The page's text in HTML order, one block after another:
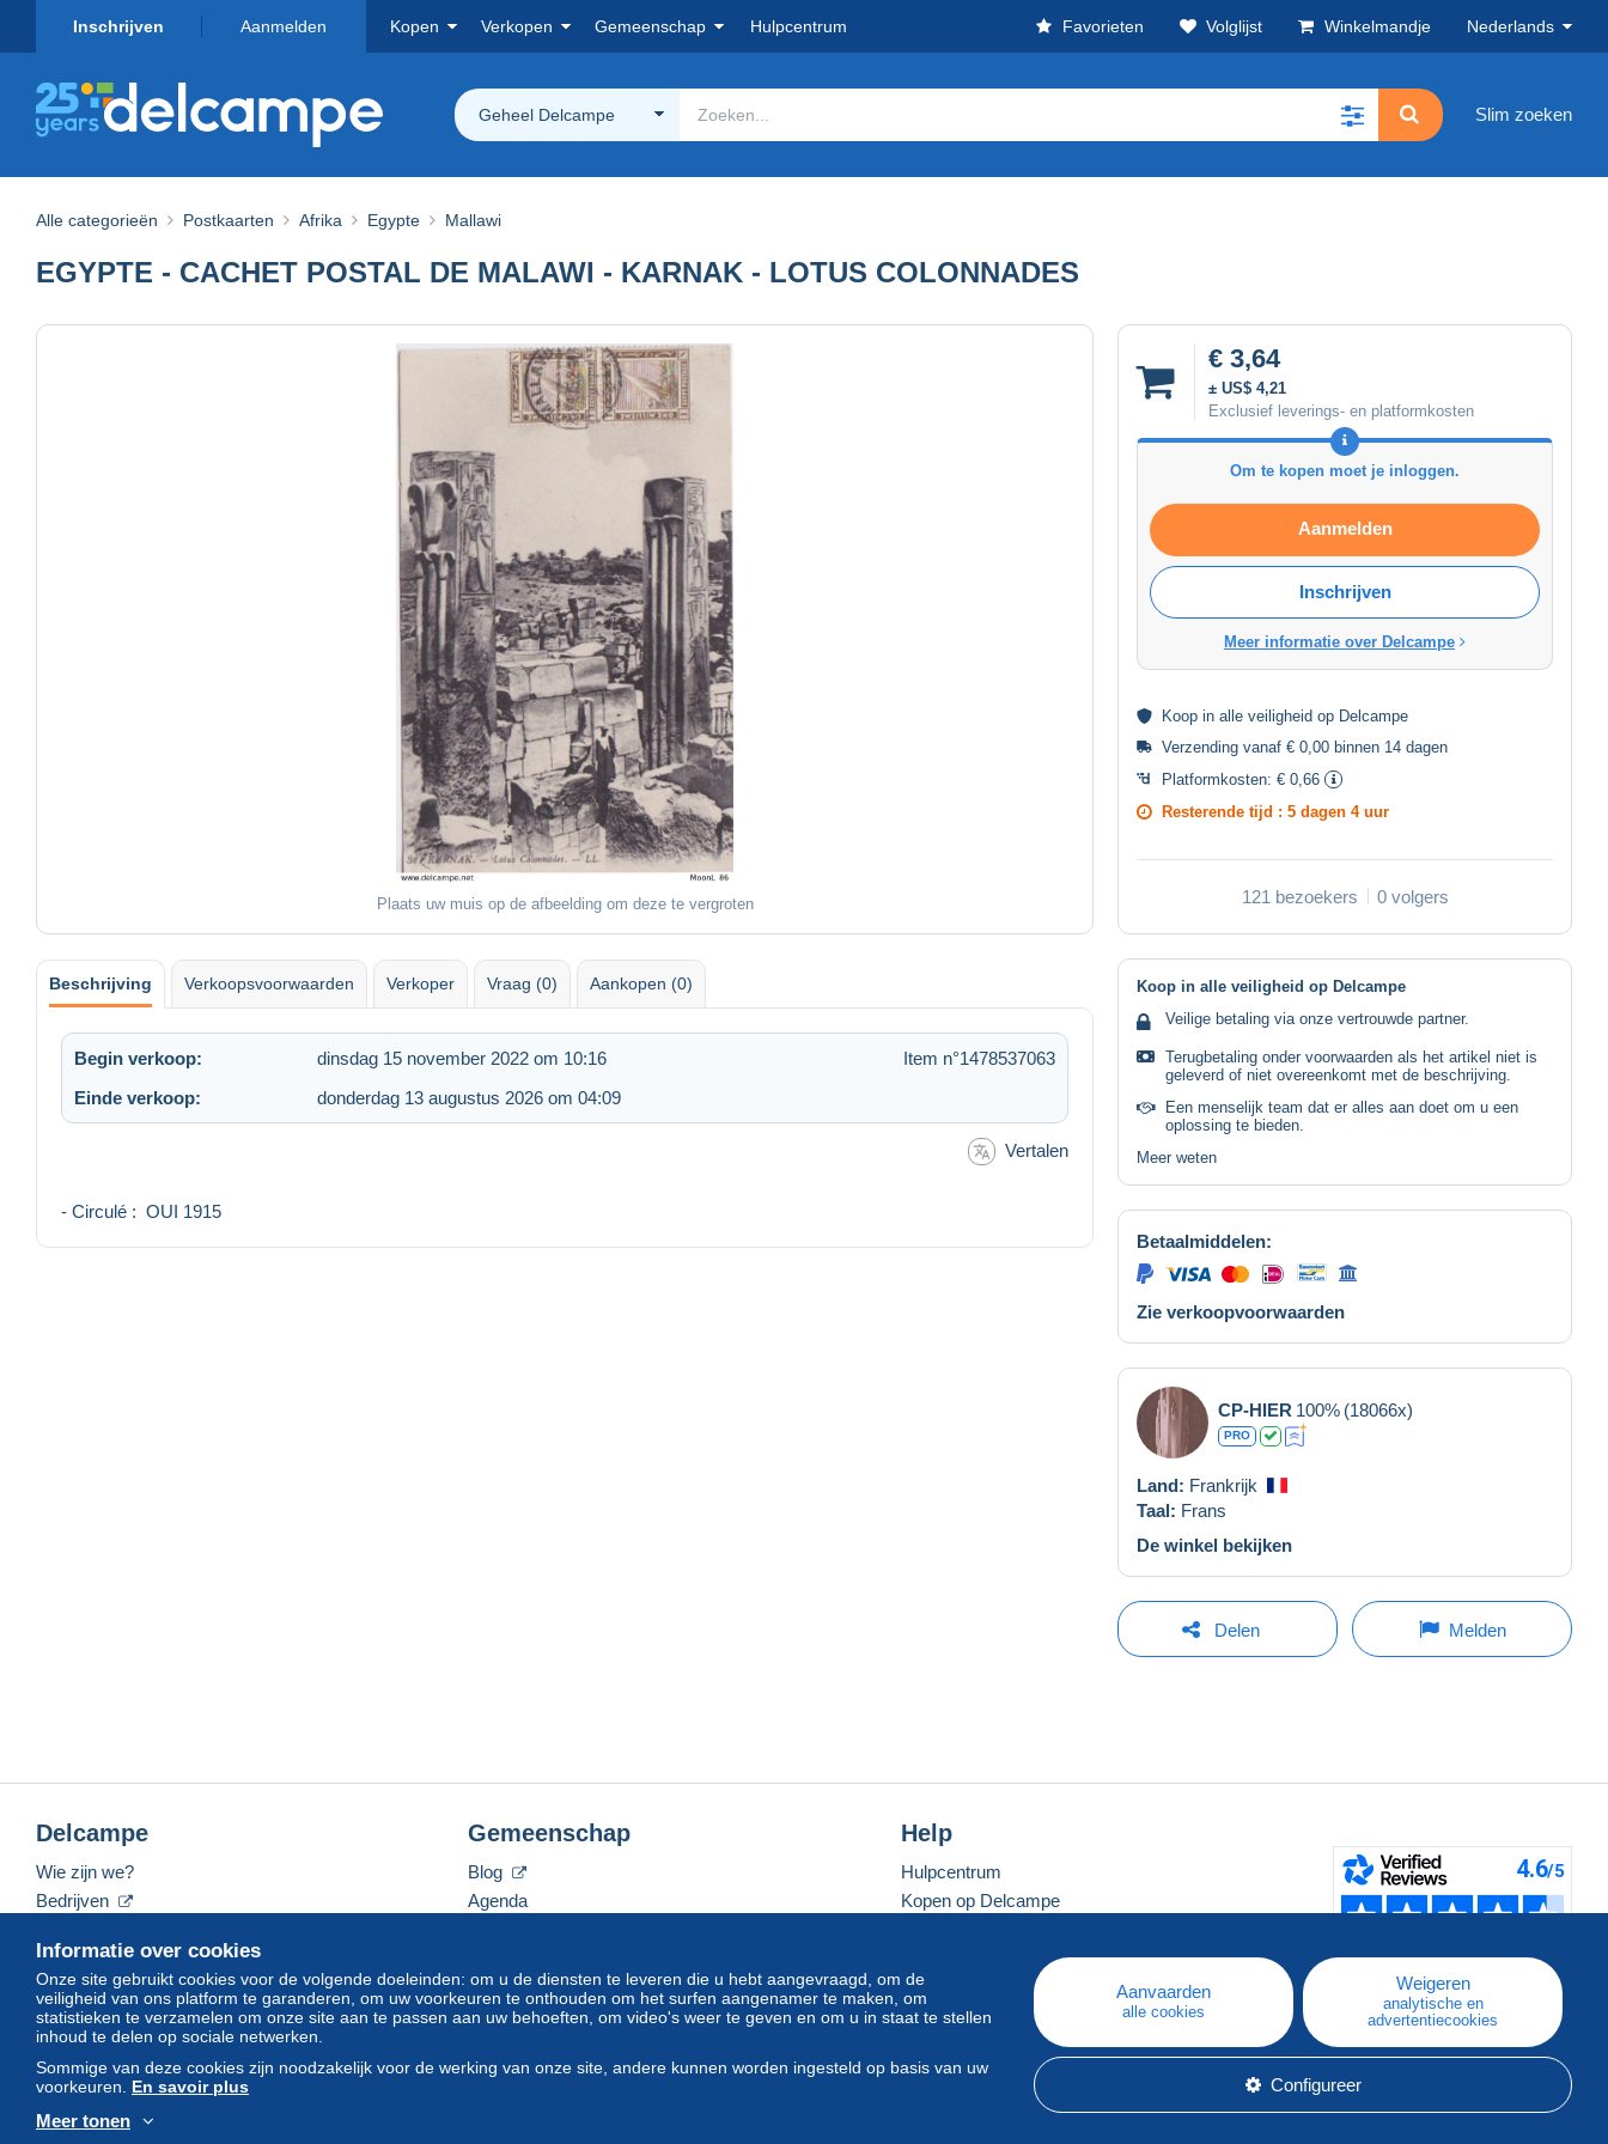
Inschrijven Aanmelden Kopen Verkopen Gemeenschap Hulpcentrum Favorieten Volglijst Winkelmandje Nederlands
Geheel Delcampe Slim zoeken
Alle categorieën Postkaarten Afrika Egypte Mallawi
EGYPTE - CACHET POSTAL DE MALAWI - KARNAK - LOTUS COLONNADES
Plaats uw muis op de afbeelding om deze te vergroten
€ 3,64
± US$ 4,21
Exclusief leverings- en platformkosten
Om te kopen moet je inloggen.
Aanmelden
Inschrijven
Meer informatie over Delcampe
Koop in alle veiligheid op Delcampe
Verzending vanaf € 0,00 binnen 14 dagen
Platformkosten: € 0,66
Resterende tijd : 5 dagen 4 uur
121 bezoekers 0 volgers
Beschrijving Verkoopsvoorwaarden Verkoper Vraag (0) Aankopen (0)
Begin verkoop: dinsdag 15 november 2022 om 10:16
Item n°1478537063
Einde verkoop:
donderdag 13 augustus 2026 om 04:09
Vertalen
- Circulé : OUI 1915
Koop in alle veiligheid op Delcampe
Veilige betaling via onze vertrouwde partner.
Terugbetaling onder voorwaarden als het artikel niet is
geleverd of niet overeenkomt met de beschrijving.
Een menselijk team dat er alles aan doet om u een
oplossing te bieden.
Meer weten
Betaalmiddelen:
Zie verkoopvoorwaarden
CP-HIER 100% (18066x)
PRO
Land: Frankrijk
Taal: Frans
De winkel bekijken
Delen Melden
Informatie over cookies
Onze site gebruikt cookies voor de volgende doeleinden: om u de diensten te leveren die u hebt aangevraagd, om de
veiligheid van ons platform te garanderen, om uw voorkeuren te onthouden om het surfen aangenamer te maken, om
statistieken te verzamelen om onze site aan te passen aan uw behoeften, om video's weer te geven en om u in staat te stellen
inhoud te delen op sociale netwerken.
Sommige van deze cookies zijn noodzakelijk voor de werking van onze site, andere kunnen worden ingesteld op basis van uw
voorkeuren. En savoir plus
Meer tonen
Aanvaarden
alle cookies
Weigeren
analytische en
advertentiecookies
Configureer
Delcampe
Wie zijn we?
Bedrijven
Neem contact met ons op
Gemeenschap
Blog
Agenda
Help
Hulpcentrum
Kopen op Delcampe
Een beveiligde website
© Delcampe International srl. Alle rechten voorbehouden.